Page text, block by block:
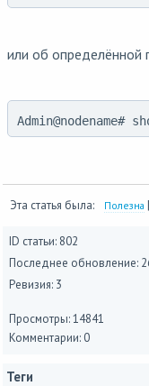
или об определённой
Admin@nodename#
Эта статья была: Полезна |
ID статьи: 802
Последнее обновление:
Ревизия: 3
Просмотры: 14841
Комментарии: 0
Теги